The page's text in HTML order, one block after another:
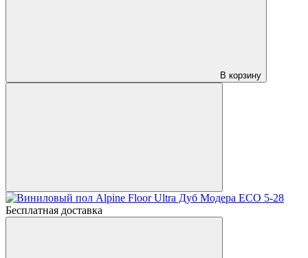
В корзину
Бесплатная доставка